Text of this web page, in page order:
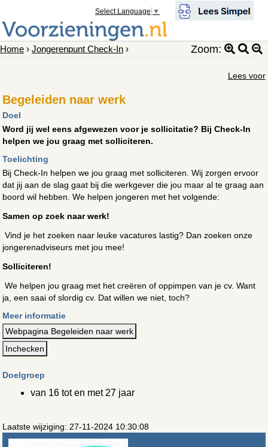
Select Language ▼
Home › Jongerenpunt Check-In › Zoom:
Lees voor
Begeleiden naar werk
Doel
Word jij wel eens afgewezen voor je sollicitatie? Bij Check-In
helpen we jou graag met solliciteren.
Toelichting
Bij Check-In helpen we jou graag met solliciteren. Wij zorgen ervoor
dat jij aan de slag gaat bij die werkgever die jou maar al te graag aan
boord wil hebben. We helpen jongeren met het volgende:
Samen op zoek naar werk!
Vind je het zoeken naar leuke vacatures lastig? Dan zoeken onze
jongerenadviseurs met jou mee!
Solliciteren!
We helpen jou graag met het creëren of oppimpen van je cv. Want
ja, een saai of slordig cv. Dat willen we niet, toch?
Meer informatie
Webpagina Begeleiden naar werk
Inchecken
Doelgroep
van 16 tot en met 27 jaar
Laatste wijziging: 27-11-2024 10:30:08